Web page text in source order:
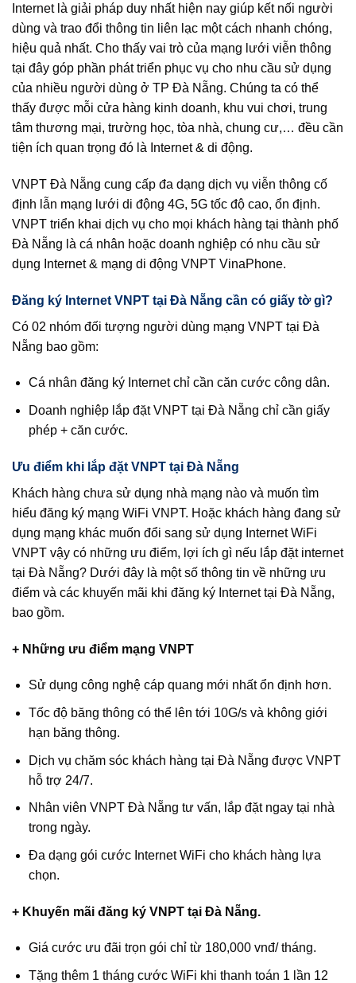
Internet là giải pháp duy nhất hiện nay giúp kết nối người
dùng và trao đổi thông tin liên lạc một cách nhanh chóng,
hiệu quả nhất. Cho thấy vai trò của mạng lưới viễn thông
tại đây góp phần phát triển phục vụ cho nhu cầu sử dụng
của nhiều người dùng ở TP Đà Nẵng. Chúng ta có thể
thấy được mỗi cửa hàng kinh doanh, khu vui chơi, trung
tâm thương mại, trường học, tòa nhà, chung cư,… đều cần
tiện ích quan trọng đó là Internet & di động.
VNPT Đà Nẵng cung cấp đa dạng dịch vụ viễn thông cố
định lẫn mạng lưới di động 4G, 5G tốc độ cao, ổn định.
VNPT triển khai dịch vụ cho mọi khách hàng tại thành phố
Đà Nẵng là cá nhân hoặc doanh nghiệp có nhu cầu sử
dụng Internet & mạng di động VNPT VinaPhone.
Đăng ký Internet VNPT tại Đà Nẵng cần có giấy tờ gì?
Có 02 nhóm đối tượng người dùng mạng VNPT tại Đà
Nẵng bao gồm:
Cá nhân đăng ký Internet chỉ cần căn cước công dân.
Doanh nghiệp lắp đặt VNPT tại Đà Nẵng chỉ cần giấy
phép + căn cước.
Ưu điểm khi lắp đặt VNPT tại Đà Nẵng
Khách hàng chưa sử dụng nhà mạng nào và muốn tìm
hiểu đăng ký mạng WiFi VNPT. Hoặc khách hàng đang sử
dụng mạng khác muốn đổi sang sử dụng Internet WiFi
VNPT vậy có những ưu điểm, lợi ích gì nếu lắp đặt internet
tại Đà Nẵng? Dưới đây là một số thông tin về những ưu
điểm và các khuyến mãi khi đăng ký Internet tại Đà Nẵng,
bao gồm.
+ Những ưu điểm mạng VNPT
Sử dụng công nghệ cáp quang mới nhất ổn định hơn.
Tốc độ băng thông có thể lên tới 10G/s và không giới
hạn băng thông.
Dịch vụ chăm sóc khách hàng tại Đà Nẵng được VNPT
hỗ trợ 24/7.
Nhân viên VNPT Đà Nẵng tư vấn, lắp đặt ngay tại nhà
trong ngày.
Đa dạng gói cước Internet WiFi cho khách hàng lựa
chọn.
+ Khuyến mãi đăng ký VNPT tại Đà Nẵng.
Giá cước ưu đãi trọn gói chỉ từ 180,000 vnđ/ tháng.
Tặng thêm 1 tháng cước WiFi khi thanh toán 1 lần 12